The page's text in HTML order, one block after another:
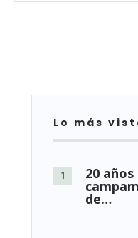
Lo más
20
de…